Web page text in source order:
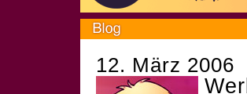
12. März 2006